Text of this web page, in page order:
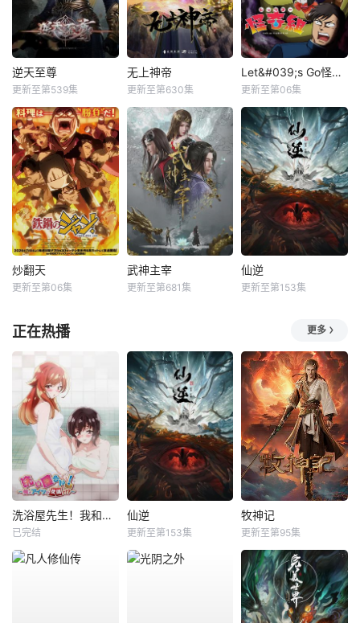
逆天至尊
更新至第539集
无上神帝
更新至第630集
Let&#039;s Go怪奇组
更新至第06集
炒翻天
更新至第06集
武神主宰
更新至第681集
仙逆
更新至第153集
正在热播 更多
洗浴屋先生！我和那家伙在女浴池！？
已完结
仙逆
更新至第153集
牧神记
更新至第95集